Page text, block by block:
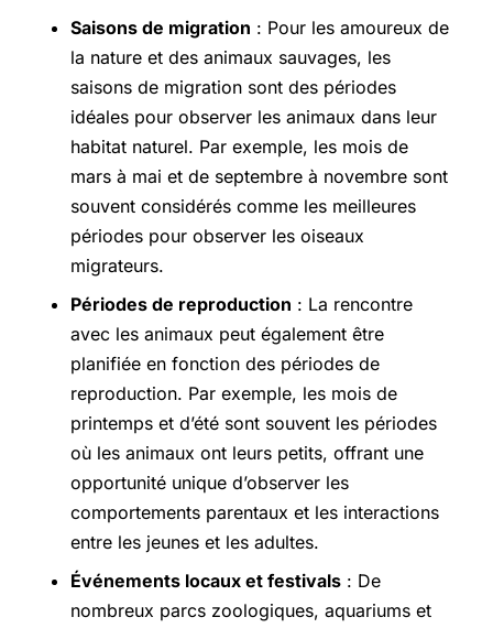
Saisons de migration : Pour les amoureux de
la nature et des animaux sauvages, les
saisons de migration sont des périodes
idéales pour observer les animaux dans leur
habitat naturel. Par exemple, les mois de
mars à mai et de septembre à novembre sont
souvent considérés comme les meilleures
périodes pour observer les oiseaux
migrateurs.
Périodes de reproduction : La rencontre
avec les animaux peut également être
planifiée en fonction des périodes de
reproduction. Par exemple, les mois de
printemps et d’été sont souvent les périodes
où les animaux ont leurs petits, offrant une
opportunité unique d’observer les
comportements parentaux et les interactions
entre les jeunes et les adultes.
Événements locaux et festivals : De
nombreux parcs zoologiques, aquariums et